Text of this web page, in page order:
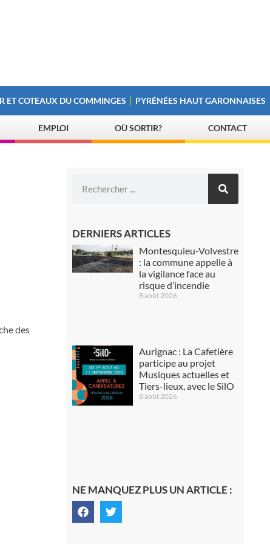
ET COTEAUX DU COMMINGES PYRÉNÉES HAUT GARONNAISES
EMPLOI OÙ SORTIR? CONTACT
des
DERNIERS ARTICLES
Montesquieu-Volvestre
: la commune appelle à
la vigilance face au
risque d’incendie
8 août 2026
Aurignac : La Cafetière
participe au projet
Musiques actuelles et
Tiers-lieux, avec le SilO
8 août 2026
NE MANQUEZ PLUS UN ARTICLE :